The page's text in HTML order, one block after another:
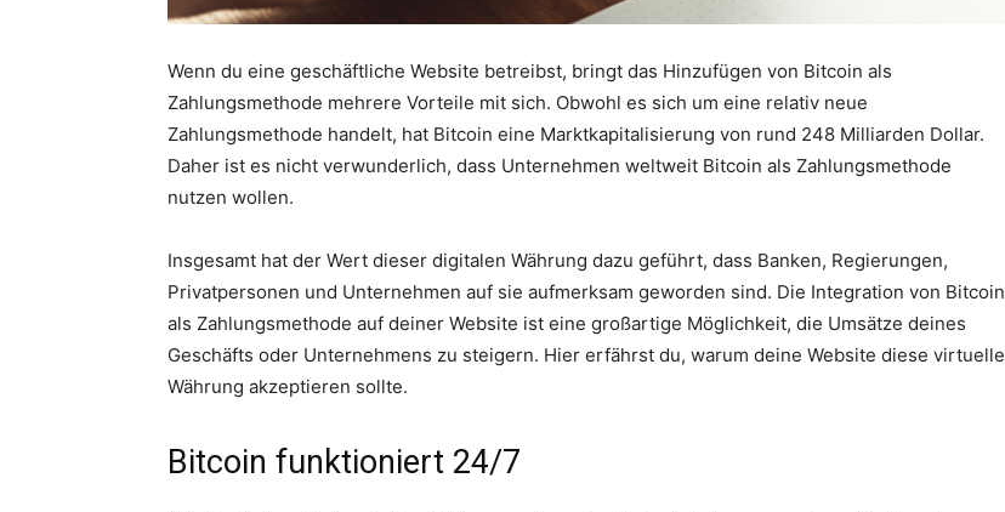
Wenn du eine geschäftliche Website betreibst, bringt das Hinzufügen von Bitcoin als
Zahlungsmethode mehrere Vorteile mit sich. Obwohl es sich um eine relativ neue
Zahlungsmethode handelt, hat Bitcoin eine Marktkapitalisierung von rund 248 Milliarden Dollar.
Daher ist es nicht verwunderlich, dass Unternehmen weltweit Bitcoin als Zahlungsmethode
nutzen wollen.
Insgesamt hat der Wert dieser digitalen Währung dazu geführt, dass Banken, Regierungen,
Privatpersonen und Unternehmen auf sie aufmerksam geworden sind. Die Integration von Bitcoin
als Zahlungsmethode auf deiner Website ist eine großartige Möglichkeit, die Umsätze deines
Geschäfts oder Unternehmens zu steigern. Hier erfährst du, warum deine Website diese virtuelle
Währung akzeptieren sollte.
Bitcoin funktioniert 24/7